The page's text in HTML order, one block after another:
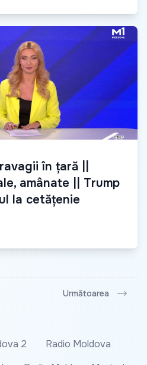
în țară ||
amânate || Trump
la cetățenie
Următoarea
2
Radio Moldova